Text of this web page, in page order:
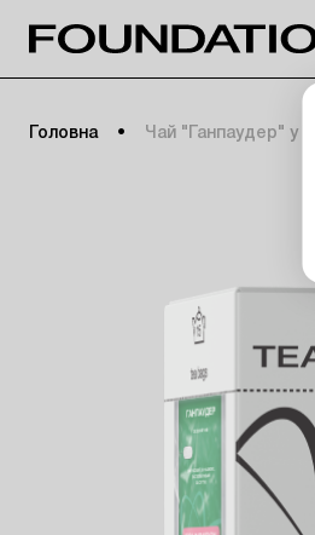
Головна Чай "Ганпаудер" у